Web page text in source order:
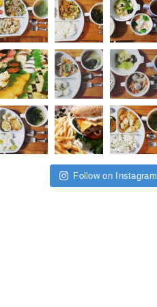
Follow on Instagram